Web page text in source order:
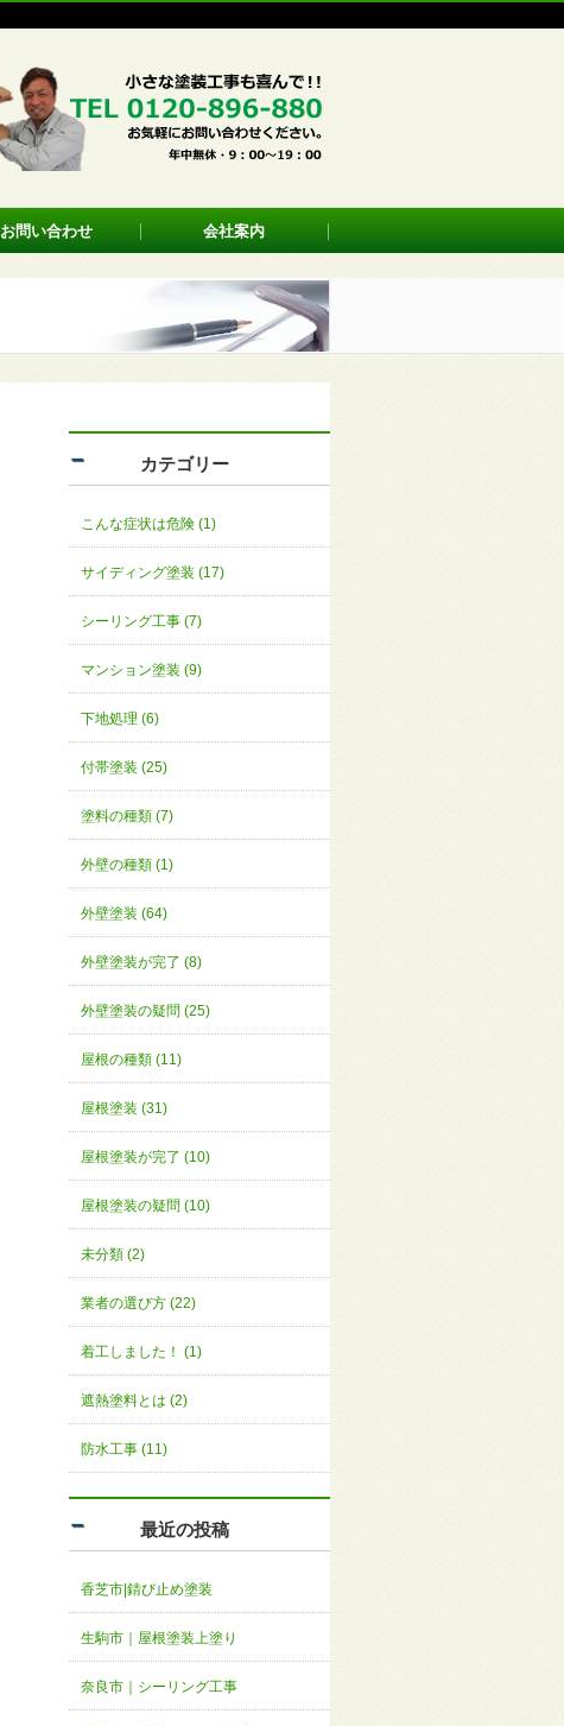
お問い合わせ 会社案内
カテゴリー
こんな症状は危険 (1)
サイディング塗装 (17)
シーリング工事 (7)
マンション塗装 (9)
下地処理 (6)
付帯塗装 (25)
塗料の種類 (7)
外壁の種類 (1)
外壁塗装 (64)
外壁塗装が完了 (8)
外壁塗装の疑問 (25)
屋根の種類 (11)
屋根塗装 (31)
屋根塗装が完了 (10)
屋根塗装の疑問 (10)
未分類 (2)
業者の選び方 (22)
着工しました！ (1)
遮熱塗料とは (2)
防水工事 (11)
最近の投稿
香芝市|錆び止め塗装
生駒市｜屋根塗装上塗り
奈良市｜シーリング工事